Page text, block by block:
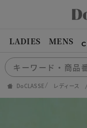
LADIES MENS
DoCLASSE レディース